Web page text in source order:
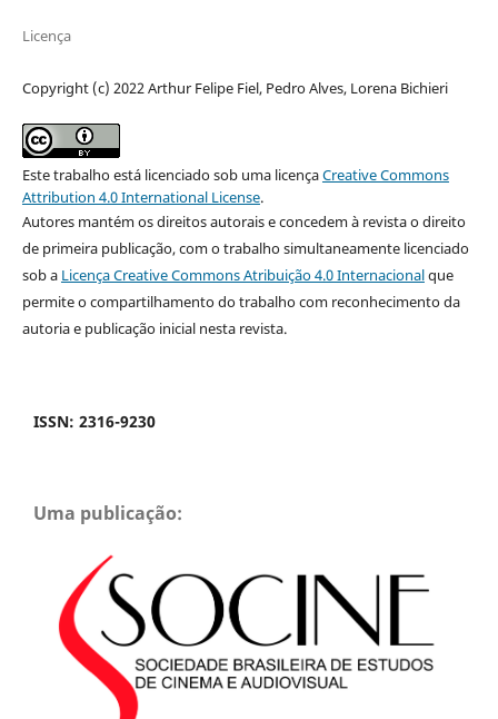
Licença
Copyright (c) 2022 Arthur Felipe Fiel, Pedro Alves, Lorena Bichieri
Este trabalho está licenciado sob uma licençaCreative Commons
Attribution 4.0 International License.
Autores mantém os direitos autorais e concedem à revista o direito
de primeira publicação, com o trabalho simultaneamente licenciado
sob a Licença Creative Commons Atribuição 4.0 Internacionalque
permite o compartilhamento do trabalho com reconhecimento da
autoria e publicação inicial nesta revista.
ISSN: 2316-9230
Uma publicação: